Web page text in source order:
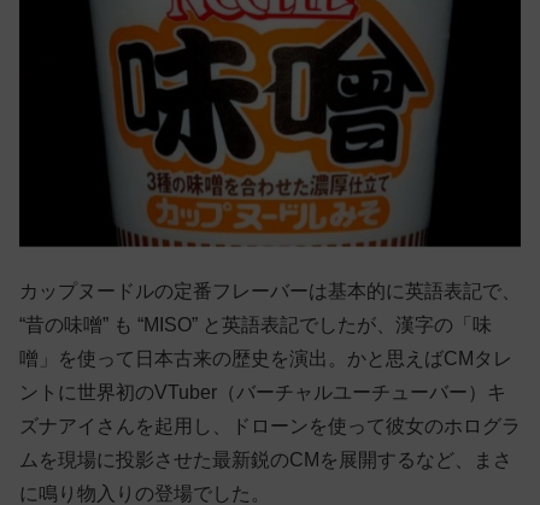
カップヌードルの定番フレーバーは基本的に英語表記で、
“昔の味噌” も “MISO” と英語表記でしたが、漢字の「味
噌」を使って日本古来の歴史を演出。かと思えばCMタレ
ントに世界初のVTuber（バーチャルユーチューバー）キ
ズナアイさんを起用し、ドローンを使って彼女のホログラ
ムを現場に投影させた最新鋭のCMを展開するなど、まさ
に鳴り物入りの登場でした。